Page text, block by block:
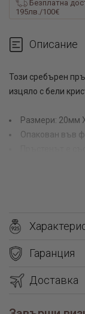
Безплатна
195лв./100€
Описание
Този сребърен
изцяло с бели
Размери: 20мм
Опакован във
каталог дамски
каталог обеци с
Гаранция
Доставка